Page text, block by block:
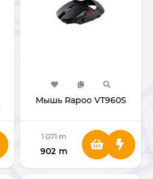
Мышь Rapoo VT960S
1 071 m
902 m